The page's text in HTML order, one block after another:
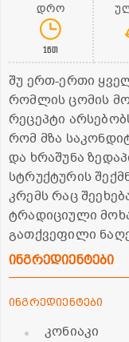
დრო
1წთ
შუ ერთ-ერთი
რომლის ცომის
რეცეპტი
რომ მზა
და ხრაშუნა
სტრუქტურის
კრემს რაც
ტრადიციული
გათქვეფილი
ინგრედიენტები
ინგრედიენტები
კონიაკი